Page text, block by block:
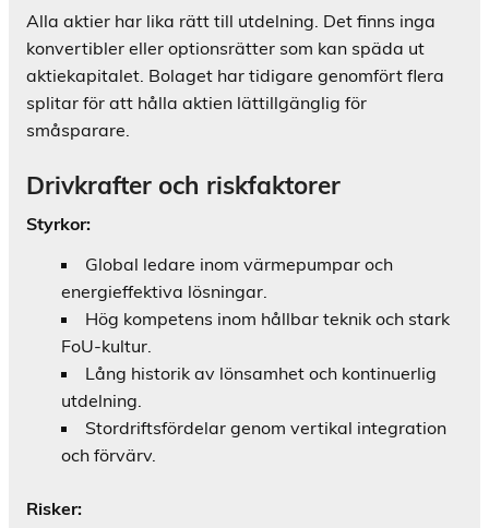
Alla aktier har lika rätt till utdelning. Det finns inga
konvertibler eller optionsrätter som kan späda ut
aktiekapitalet. Bolaget har tidigare genomfört flera
splitar för att hålla aktien lättillgänglig för
småsparare.
Drivkrafter och riskfaktorer
Styrkor:
Global ledare inom värmepumpar och
energieffektiva lösningar.
Hög kompetens inom hållbar teknik och stark
FoU-kultur.
Lång historik av lönsamhet och kontinuerlig
utdelning.
Stordriftsfördelar genom vertikal integration
och förvärv.
Risker: